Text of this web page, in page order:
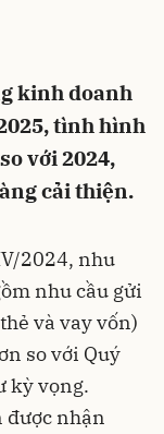
kinh doanh
tình hình
với 2024,
cải thiện.
2024, nhu
nhu cầu gửi
và vay vốn)
so với Quý
kỳ vọng.
được nhận
Hủy